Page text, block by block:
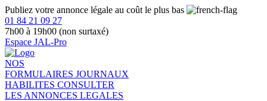
Publiez votre annonce légale au coût le plus bas
01 84 21 09 27
7h00 à 19h00 (non surtaxé)
Espace JAL-Pro
NOS
FORMULAIRES JOURNAUX
HABILITES CONSULTER
LES ANNONCES LEGALES